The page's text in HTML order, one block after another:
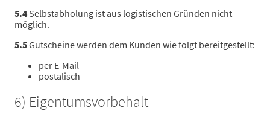
5.4 Selbstabholung ist aus logistischen Gründen nicht
möglich.
5.5Gutscheine werden dem Kunden wie folgt bereitgestellt:
per E-Mail
postalisch
6) Eigentumsvorbehalt